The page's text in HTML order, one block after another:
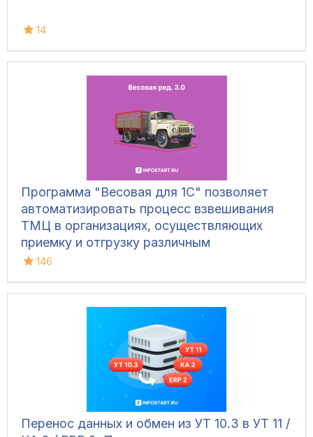
14
Программа "Весовая для 1С" позволяет
автоматизировать процесс взвешивания
ТМЦ в организациях, осуществляющих
приемку и отгрузку различным
транспортом, для ведения складского
Конфигурация позволяет фиксировать вес
вручную, напрямую с весов, а также
управлять дополнительным
оборудованием и контролировать
движение транспорта.
146
Перенос данных и обмен из УТ 10.3 в УТ 11 /